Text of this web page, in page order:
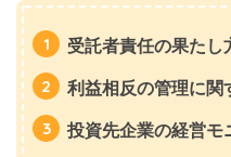
受託者責任の果たし
利益相反の管理に関
投資先企業の経営モ